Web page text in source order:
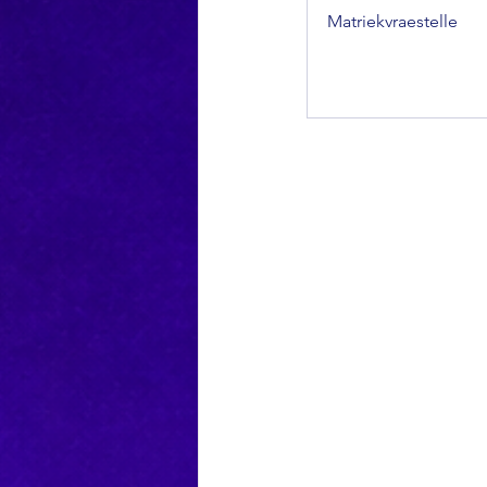
Matriekvraestelle